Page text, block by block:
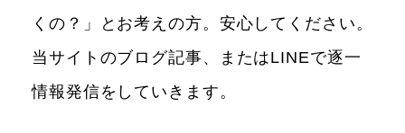
くの？」とお考えの方。安心してください。
当サイトのブログ記事、またはLINEで逐一
情報発信をしていきます。